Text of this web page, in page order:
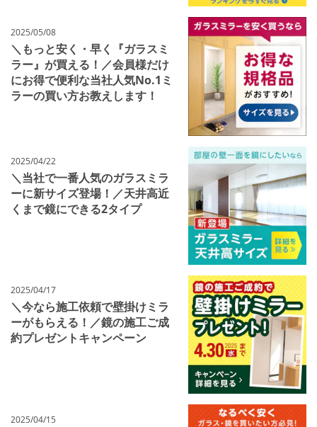
＼もっと安く・早く『ガラスミ
ラー』が買える！／会員様だけ
にお得で便利な当社人気No.1ミ
ラーの買い方お教えします！
2025/05/08
＼当社で一番人気のガラスミラ
ーに新サイズ登場！／天井高近
くまで鏡にできる2タイプ
2025/04/22
＼今なら施工依頼で壁掛けミラ
ーがもらえる！／鏡の施工ご成
約プレゼントキャンペーン
2025/04/17
2025/04/15